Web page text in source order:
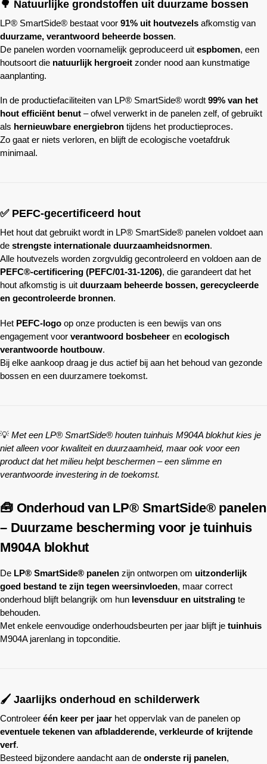
🌳 Natuurlijke grondstoffen uit duurzame bossen
LP® SmartSide® bestaat voor 91% uit houtvezels afkomstig van
duurzame, verantwoord beheerde bossen.
De panelen worden voornamelijk geproduceerd uit espbomen, een
houtsoort die natuurlijk hergroeit zonder nood aan kunstmatige
aanplanting.
In de productiefaciliteiten van LP® SmartSide® wordt 99% van het
hout efficiënt benut – ofwel verwerkt in de panelen zelf, of gebruikt
als hernieuwbare energiebron tijdens het productieproces.
Zo gaat er niets verloren, en blijft de ecologische voetafdruk
minimaal.
✅ PEFC-gecertificeerd hout
Het hout dat gebruikt wordt in LP® SmartSide® panelen voldoet aan
de strengste internationale duurzaamheidsnormen.
Alle houtvezels worden zorgvuldig gecontroleerd en voldoen aan de
PEFC®-certificering (PEFC/01-31-1206), die garandeert dat het
hout afkomstig is uit duurzaam beheerde bossen, gerecycleerde
en gecontroleerde bronnen.
Het PEFC-logo op onze producten is een bewijs van ons
engagement voor verantwoord bosbeheer en ecologisch
verantwoorde houtbouw.
Bij elke aankoop draag je dus actief bij aan het behoud van gezonde
bossen en een duurzamere toekomst.
💡 Met een LP® SmartSide® houten tuinhuis M904A blokhut kies je
niet alleen voor kwaliteit en duurzaamheid, maar ook voor een
product dat het milieu helpt beschermen – een slimme en
verantwoorde investering in de toekomst.
🧰 Onderhoud van LP® SmartSide® panelen
– Duurzame bescherming voor je tuinhuis
M904A blokhut
De LP® SmartSide® panelen zijn ontworpen om uitzonderlijk
goed bestand te zijn tegen weersinvloeden, maar correct
onderhoud blijft belangrijk om hun levensduur en uitstraling te
behouden.
Met enkele eenvoudige onderhoudsbeurten per jaar blijft je tuinhuis
M904A jarenlang in topconditie.
🖌️ Jaarlijks onderhoud en schilderwerk
Controleer één keer per jaar het oppervlak van de panelen op
eventuele tekenen van afbladderende, verkleurde of krijtende
verf.
Besteed bijzondere aandacht aan de onderste rij panelen,